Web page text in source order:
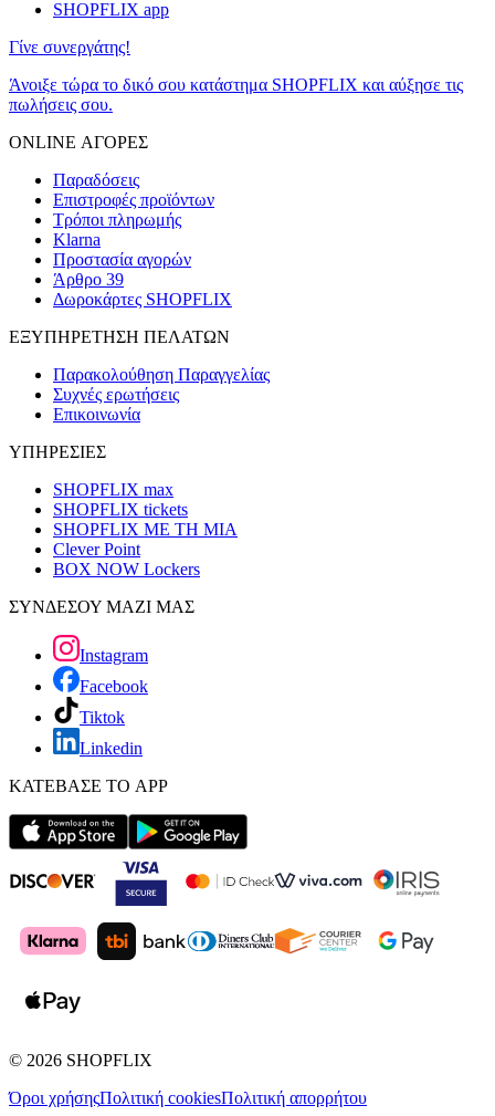
SHOPFLIX app
Γίνε συνεργάτης!
Άνοιξε τώρα το δικό σου κατάστημα SHOPFLIX και αύξησε τις
πωλήσεις σου.
ONLINE ΑΓΟΡΕΣ
Παραδόσεις
Επιστροφές προϊόντων
Τρόποι πληρωμής
Klarna
Προστασία αγορών
Άρθρο 39
Δωροκάρτες SHOPFLIX
ΕΞΥΠΗΡΕΤΗΣΗ ΠΕΛΑΤΩΝ
Παρακολούθηση Παραγγελίας
Συχνές ερωτήσεις
Επικοινωνία
ΥΠΗΡΕΣΙΕΣ
SHOPFLIX max
SHOPFLIX tickets
SHOPFLIX ΜΕ ΤΗ ΜΙΑ
Clever Point
BOX NOW Lockers
ΣΥΝΔΕΣΟΥ ΜΑΖΙ ΜΑΣ
Instagram
Facebook
Tiktok
Linkedin
ΚΑΤΕΒΑΣΕ ΤΟ APP
© 2026 SHOPFLIX
Όροι χρήσηςΠολιτική cookiesΠολιτική απορρήτου